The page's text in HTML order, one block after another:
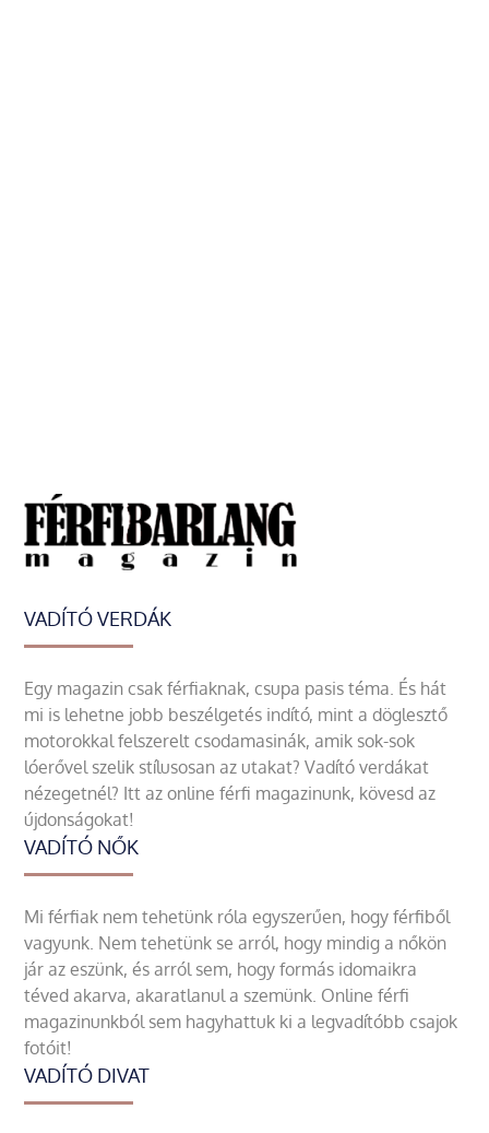
VADÍTÓ VERDÁK
Egy magazin csak férfiaknak, csupa pasis téma. És hát
mi is lehetne jobb beszélgetés indító, mint a döglesztő
motorokkal felszerelt csodamasinák, amik sok-sok
lóerővel szelik stílusosan az utakat? Vadító verdákat
nézegetnél? Itt az online férfi magazinunk, kövesd az
újdonságokat!
VADÍTÓ NŐK
Mi férfiak nem tehetünk róla egyszerűen, hogy férfiből
vagyunk. Nem tehetünk se arról, hogy mindig a nőkön
jár az eszünk, és arról sem, hogy formás idomaikra
téved akarva, akaratlanul a szemünk. Online férfi
magazinunkból sem hagyhattuk ki a legvadítóbb csajok
fotóit!
VADÍTÓ DIVAT